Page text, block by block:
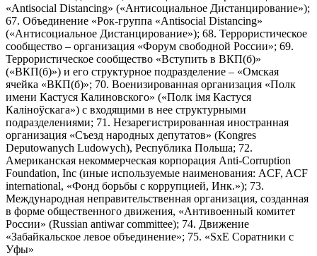
«Antisocial Distancing» («Антисоциальное Дистанцирование»);
67. Объединение «Рок-группа «Antisocial Distancing»
(«Антисоциальное Дистанцирование»); 68. Террористическое
сообщество – организация «Форум свободной России»; 69.
Террористическое сообщество «Вступить в ВКП(б)»
(«ВКП(б)») и его структурное подразделение – «Омская
ячейка «ВКП(б)»; 70. Военизированная организация «Полк
имени Кастуся Калиновского» («Полк iмя Кастуся
Калiноўскага») с входящими в нее структурными
подразделениями; 71. Незарегистрированная иностранная
организация «Съезд народных депутатов» (Kongres
Deputowanych Ludowych), Республика Польша; 72.
Американская некоммерческая корпорация Anti-Corruption
Foundation, Inc (иные используемые наименования: ACF, ACF
international, «Фонд борьбы с коррупцией, Инк.»); 73.
Международная неправительственная организация, созданная
в форме общественного движения, «Антивоенный комитет
России» (Russian antiwar committee); 74. Движение
«Забайкальское левое объединение»; 75. «SxE Соратники с
Уфы»